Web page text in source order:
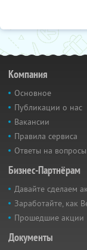
Компания
Основное
Публикации о нас
Вакансии
Правила сервиса
Ответы на вопросы
Бизнес-Партнёрам
Давайте сделаем
Заработайте, как
Прошедшие акции
Документы